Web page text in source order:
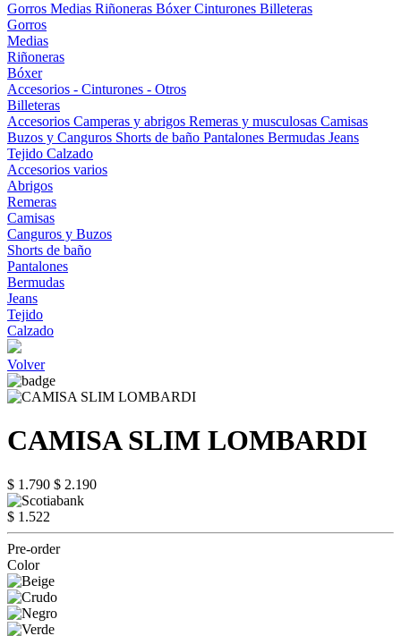
Gorros Medias Riñoneras BóxerCinturones Billeteras
Gorros
Medias
Riñoneras
Bóxer
Accesorios - Cinturones - Otros
Billeteras
Accesorios Camperas y abrigos Remeras y musculosas Camisas
Buzos y Canguros Shorts de baño Pantalones Bermudas Jeans
Tejido Calzado
Accesorios varios
Abrigos
Remeras
Camisas
Canguros y Buzos
Shorts de baño
Pantalones
Bermudas
Jeans
Tejido
Calzado
Volver
CAMISA SLIM LOMBARDI
$ 1.790 $ 2.190
$ 1.522
Pre-order
Color